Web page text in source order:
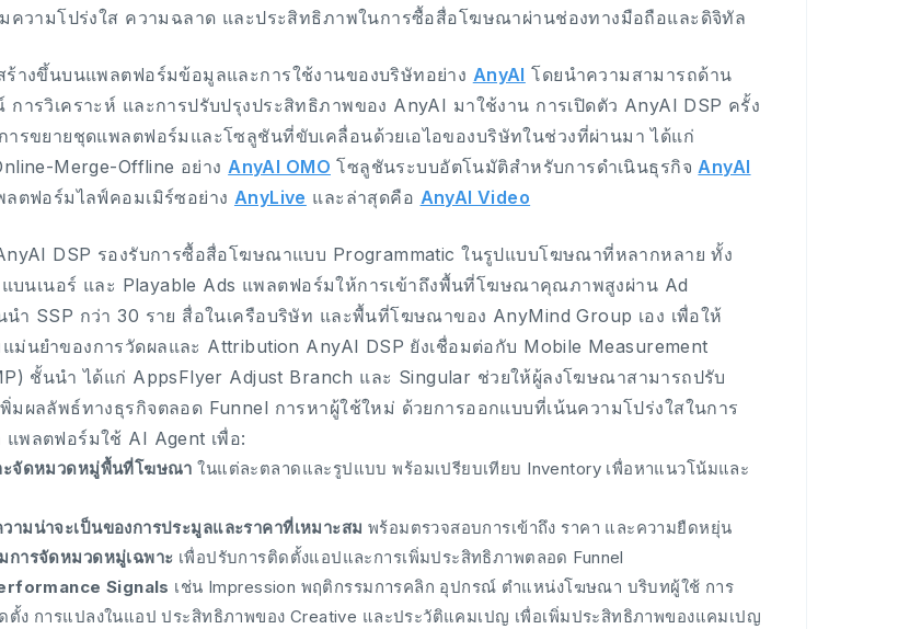
มความโปร่งใส ความฉลาด และประสิทธิภาพในการซื้อสื่อโฆษณาผ่านช่องทางมือถือและดิจิทัล
ร้างขึ้นบนแพลตฟอร์มข้อมูลและการใช้งานของบริษัทอย่าง AnyAI โดยนำความสามารถด้าน
การวิเคราะห์ และการปรับปรุงประสิทธิภาพของ AnyAI มาใช้งาน การเปิดตัว AnyAI DSP ครั้ง
ารขยายชุดแพลตฟอร์มและโซลูชันที่ขับเคลื่อนด้วยเอไอของบริษัทในช่วงที่ผ่านมา ได้แก่
Merge-Offline อย่างAnyAI OMO โซลูชันระบบอัตโนมัติสำหรับการดำเนินธุรกิจAnyAI
ลตฟอร์มไลฟ์คอมเมิร์ซอย่าง AnyLive และล่าสุดคือ AnyAI Video
DSP รองรับการซื้อสื่อโฆษณาแบบ Programmatic ในรูปแบบโฆษณาที่หลากหลาย ทั้ง
บนเนอร์ และ Playable Ads แพลตฟอร์มให้การเข้าถึงพื้นที่โฆษณาคุณภาพสูงผ่าน Ad
นำ SSP กว่า 30 ราย สื่อในเครือบริษัท และพื้นที่โฆษณาของ AnyMind Group เอง เพื่อให้
ม่นยำของการวัดผลและ Attribution AnyAI DSP ยังเชื่อมต่อกับ Mobile Measurement
ชั้นนำ ได้แก่ AppsFlyer Adjust Branch และ Singular ช่วยให้ผู้ลงโฆษณาสามารถปรับ
มผลลัพธ์ทางธุรกิจตลอด Funnel การหาผู้ใช้ใหม่ ด้วยการออกแบบที่เน้นความโปร่งใสในการ
พลตฟอร์มใช้ AI Agent เพื่อ:
ะจัดหมวดหมู่พื้นที่โฆษณา ในแต่ละตลาดและรูปแบบ พร้อมเปรียบเทียบ Inventory เพื่อหาแนวโน้มและ
ามน่าจะเป็นของการประมูลและราคาที่เหมาะสม พร้อมตรวจสอบการเข้าถึง ราคา และความยืดหยุ่น
การจัดหมวดหมู่เฉพาะ เพื่อปรับการติดตั้งแอปและการเพิ่มประสิทธิภาพตลอด Funnel
Signals เช่น Impression พฤติกรรมการคลิก อุปกรณ์ ตำแหน่งโฆษณา บริบทผู้ใช้ การ
ตั้ง การแปลงในแอป ประสิทธิภาพของ Creative และประวัติแคมเปญ เพื่อเพิ่มประสิทธิภาพของแคมเปญ